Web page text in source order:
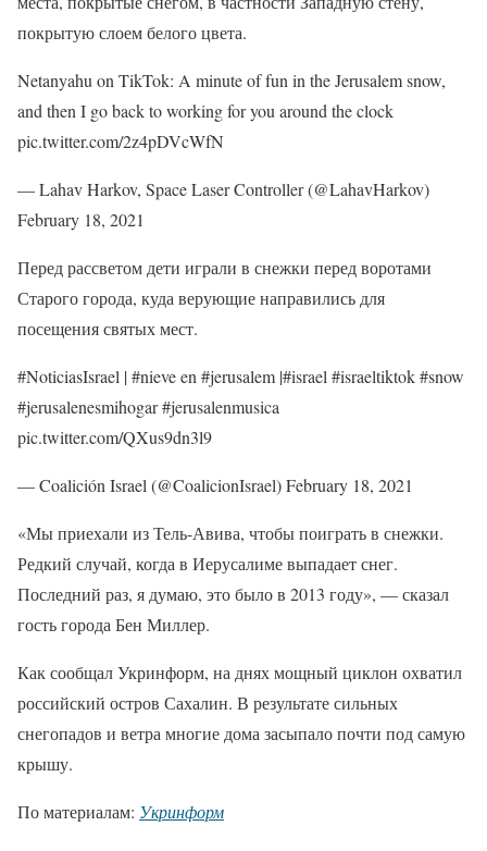
покрытую слоем белого цвета.
Netanyahu on TikTok: A minute of fun in the Jerusalem snow,
and then I go back to working for you around the clock
pic.twitter.com/2z4pDVcWfN
— Lahav Harkov, Space Laser Controller (@LahavHarkov)
February 18, 2021
Перед рассветом дети играли в снежки перед воротами
Старого города, куда верующие направились для
посещения святых мест.
#NoticiasIsrael | #nieve en #jerusalem |#israel #israeltiktok #snow
#jerusalenesmihogar #jerusalenmusica
pic.twitter.com/QXus9dn3l9
— Coalición Israel (@CoalicionIsrael) February 18, 2021
«Мы приехали из Тель-Авива, чтобы поиграть в снежки.
Редкий случай, когда в Иерусалиме выпадает снег.
Последний раз, я думаю, это было в 2013 году», — сказал
гость города Бен Миллер.
Как сообщал Укринформ, на днях мощный циклон охватил
российский остров Сахалин. В результате сильных
снегопадов и ветра многие дома засыпало почти под самую
крышу.
По материалам: Укринформ